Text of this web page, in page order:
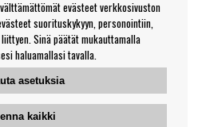
evästeet verkkosivuston
suorituskykyyn, personointiin,
Sinä päätät mukauttamalla
haluamallasi tavalla.
asetuksia
kaikki